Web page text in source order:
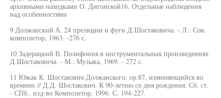
архивными находками О. Дигонской16. Отдельные наблюдения
над особенностями
9 Должанский А. 24 прелюдии и фуги Д.Шостаковича. - Л.: Сов.
композитор, 1963. -276 с.
10 Задерацкий В. Полифония в инструментальных произведениях
Д.Шостаковича. - М.: Музыка, 1969. - 272 с.
11 Южак К. Шостакович Должанского: ор.87, изменяющийся во
времени // Д.Д. Шостакович. К 90-летию со дня рождения: Сб. ст.
- СПб., изд-во Композитор, 1996. С. 194-227.